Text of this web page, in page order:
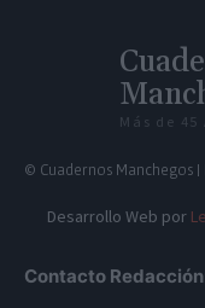
Más de
© Cuadernos Manchegos |
Desarrollo Web por
Contacto